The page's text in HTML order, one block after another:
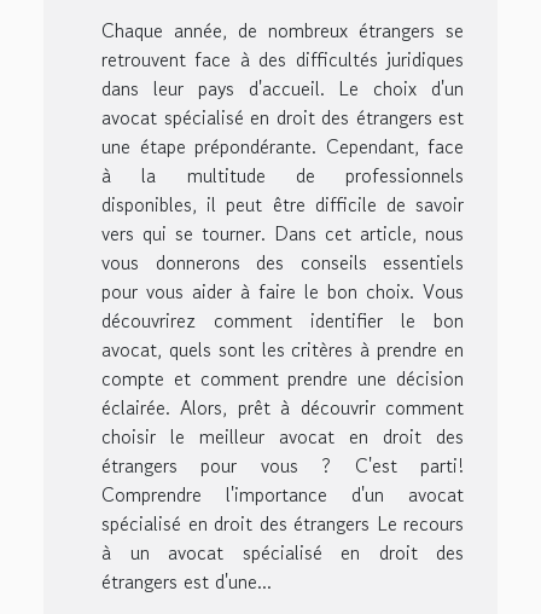
Chaque année, de nombreux étrangers se
retrouvent face à des difficultés juridiques
dans leur pays d'accueil. Le choix d'un
avocat spécialisé en droit des étrangers est
une étape prépondérante. Cependant, face
à la multitude de professionnels
disponibles, il peut être difficile de savoir
vers qui se tourner. Dans cet article, nous
vous donnerons des conseils essentiels
pour vous aider à faire le bon choix. Vous
découvrirez comment identifier le bon
avocat, quels sont les critères à prendre en
compte et comment prendre une décision
éclairée. Alors, prêt à découvrir comment
choisir le meilleur avocat en droit des
étrangers pour vous ? C'est parti!
Comprendre l'importance d'un avocat
spécialisé en droit des étrangers Le recours
à un avocat spécialisé en droit des
étrangers est d'une...